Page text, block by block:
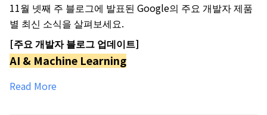
11월 넷째 주 블로그에 발표된 Google의 주요 개발자 제품
별 최신 소식을 살펴보세요.
[주요 개발자 블로그 업데이트]
AI & Machine Learning
Read More